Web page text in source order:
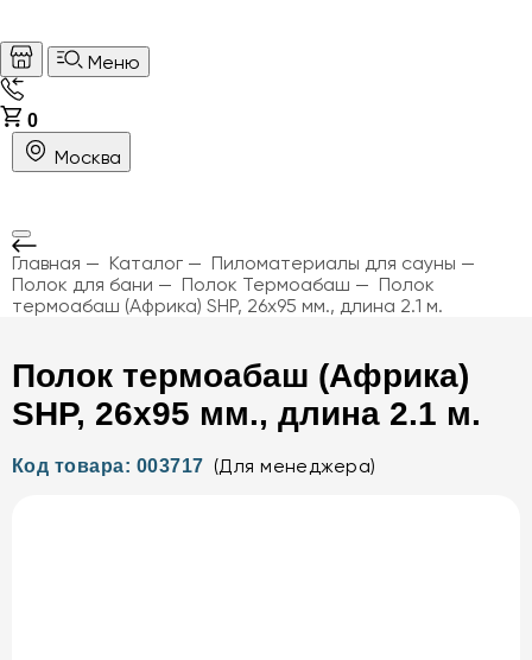
Меню
0
Москва
Главная Каталог
Пиломатериалы для сауны
Полок для бани
Полок Термоабаш
Полок
термоабаш (Африка) SHP, 26х95 мм., длина 2.1 м.
Полок термоабаш (Африка)
SHP, 26х95 мм., длина 2.1 м.
Код товара: 003717 (Для менеджера)